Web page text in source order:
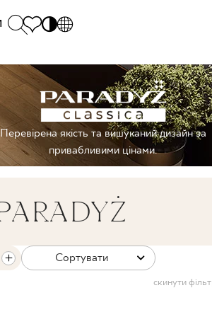
SK
DE
UK
RU
понеділок - п'ятниця: 9.00 - 17.00
Субота: 10.00 - 14.00
55 66
Перевірена якість та вишуканий дизайн за
привабливими цінами.
Сортувати
скинути